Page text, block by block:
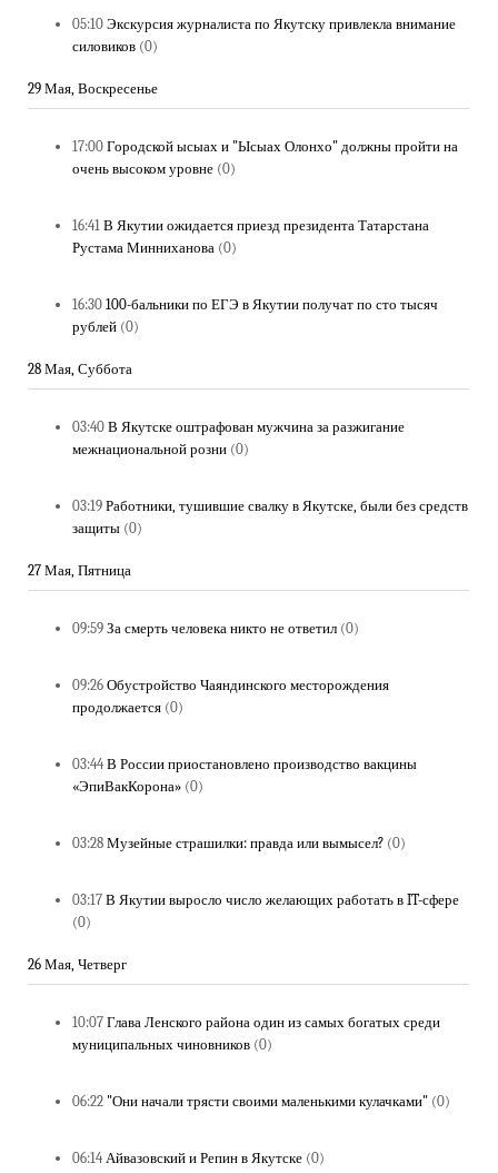
05:10 Экскурсия журналиста по Якутску привлекла внимание
силовиков (0)
29 Мая, Воскресенье
17:00 Городской ысыах и "Ысыах Олонхо" должны пройти на
очень высоком уровне (0)
16:41 В Якутии ожидается приезд президента Татарстана
Рустама Минниханова (0)
16:30 100-бальники по ЕГЭ в Якутии получат по сто тысяч
рублей (0)
28 Мая, Суббота
03:40 В Якутске оштрафован мужчина за разжигание
межнациональной розни (0)
03:19 Работники, тушившие свалку в Якутске, были без средств
защиты (0)
27 Мая, Пятница
09:59 За смерть человека никто не ответил (0)
09:26 Обустройство Чаяндинского месторождения
продолжается (0)
03:44 В России приостановлено производство вакцины
«ЭпиВакКорона» (0)
03:28 Музейные страшилки: правда или вымысел? (0)
03:17 В Якутии выросло число желающих работать в IT-сфере
(0)
26 Мая, Четверг
10:07 Глава Ленского района один из самых богатых среди
муниципальных чиновников (0)
06:22 "Они начали трясти своими маленькими кулачками" (0)
06:14 Айвазовский и Репин в Якутске (0)